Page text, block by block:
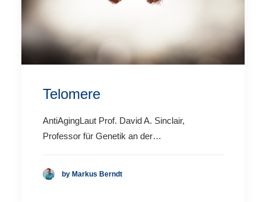
Telomere
AntiAgingLaut Prof. David A. Sinclair,
Professor für Genetik an der…
by Markus Berndt